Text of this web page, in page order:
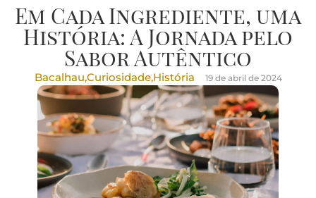
Em Cada Ingrediente, uma
História: A Jornada pelo
Sabor Autêntico
Bacalhau,Curiosidade,História 19 de abril de 2024